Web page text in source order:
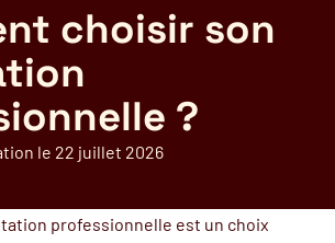
choisir son
?
le 22 juillet 2026
professionnelle est un choix